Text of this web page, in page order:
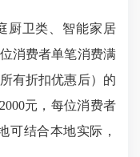
卫类、智能家居
消费者单笔消费满
有折扣优惠后）的
元，每位消费者
可结合本地实际，